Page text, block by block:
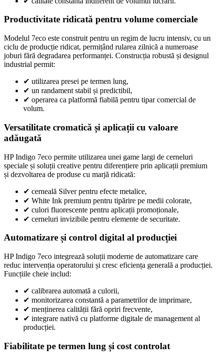
Productivitate ridicată pentru volume comerciale
Modelul 7eco este construit pentru un regim de lucru intensiv, cu un
ciclu de producție ridicat, permițând rularea zilnică a numeroase
joburi fără degradarea performanței. Construcția robustă și designul
industrial permit:
✔ utilizarea presei pe termen lung,
✔ un randament stabil și predictibil,
✔ operarea ca platformă fiabilă pentru tipar comercial de
volum.
Versatilitate cromatică și aplicații cu valoare
adăugată
HP Indigo 7eco permite utilizarea unei game largi de cerneluri
speciale și soluții creative pentru diferențiere prin aplicații premium
și dezvoltarea de produse cu marjă ridicată:
✔ cerneală Silver pentru efecte metalice,
✔ White Ink premium pentru tipărire pe medii colorate,
✔ culori fluorescente pentru aplicații promoționale,
✔ cerneluri invizibile pentru elemente de securitate.
Automatizare și control digital al producției
HP Indigo 7eco integrează soluții moderne de automatizare care
reduc intervenția operatorului și cresc eficiența generală a producției.
Funcțiile cheie includ:
✔ calibrarea automată a culorii,
✔ monitorizarea constantă a parametrilor de imprimare,
✔ menținerea calității fără opriri frecvente,
✔ integrare nativă cu platforme digitale de management al
producției.
Fiabilitate pe termen lung și cost controlat